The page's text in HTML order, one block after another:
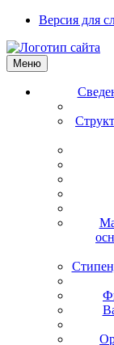
Версия для
Меню